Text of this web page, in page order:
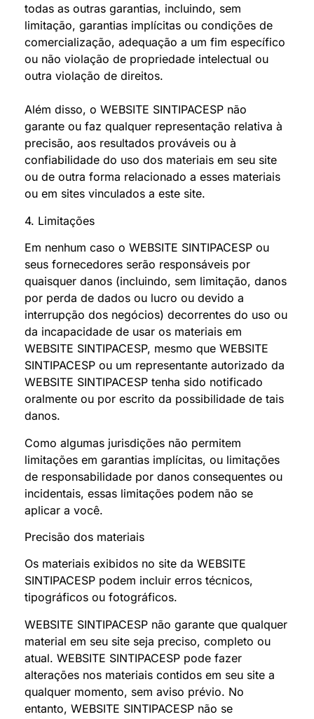
todas as outras garantias, incluindo, sem
limitação, garantias implícitas ou condições de
comercialização, adequação a um fim específico
ou não violação de propriedade intelectual ou
outra violação de direitos.
Além disso, o WEBSITE SINTIPACESP não
garante ou faz qualquer representação relativa à
precisão, aos resultados prováveis ou à
confiabilidade do uso dos materiais em seu site
ou de outra forma relacionado a esses materiais
ou em sites vinculados a este site.
4. Limitações
Em nenhum caso o WEBSITE SINTIPACESP ou
seus fornecedores serão responsáveis por
quaisquer danos (incluindo, sem limitação, danos
por perda de dados ou lucro ou devido a
interrupção dos negócios) decorrentes do uso ou
da incapacidade de usar os materiais em
WEBSITE SINTIPACESP, mesmo que WEBSITE
SINTIPACESP ou um representante autorizado da
WEBSITE SINTIPACESP tenha sido notificado
oralmente ou por escrito da possibilidade de tais
danos.
Como algumas jurisdições não permitem
limitações em garantias implícitas, ou limitações
de responsabilidade por danos consequentes ou
incidentais, essas limitações podem não se
aplicar a você.
Precisão dos materiais
Os materiais exibidos no site da WEBSITE
SINTIPACESP podem incluir erros técnicos,
tipográficos ou fotográficos.
WEBSITE SINTIPACESP não garante que qualquer
material em seu site seja preciso, completo ou
atual. WEBSITE SINTIPACESP pode fazer
alterações nos materiais contidos em seu site a
qualquer momento, sem aviso prévio. No
entanto, WEBSITE SINTIPACESP não se